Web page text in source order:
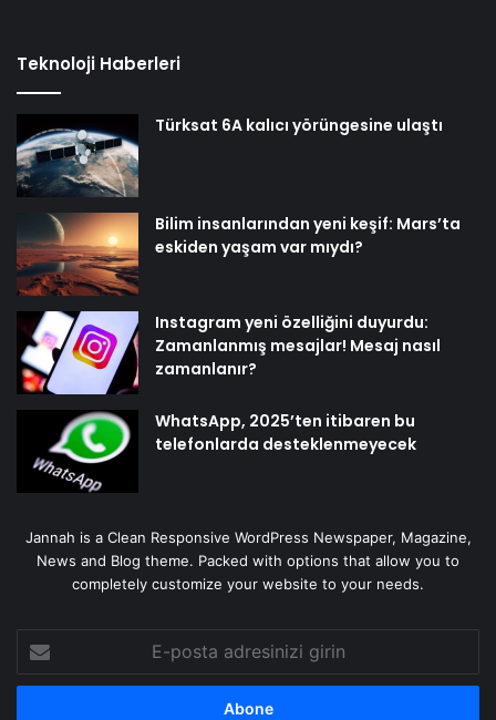
Teknoloji Haberleri
Türksat 6A kalıcı yörüngesine ulaştı
Bilim insanlarından yeni keşif: Mars’ta
eskiden yaşam var mıydı?
Instagram yeni özelliğini duyurdu:
Zamanlanmış mesajlar! Mesaj nasıl
zamanlanır?
WhatsApp, 2025’ten itibaren bu
telefonlarda desteklenmeyecek
Jannah is a Clean Responsive WordPress Newspaper, Magazine,
News and Blog theme. Packed with options that allow you to
completely customize your website to your needs.
posta
adresinizi